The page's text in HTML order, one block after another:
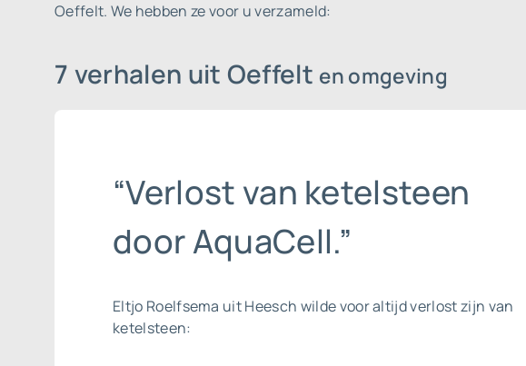
Oeffelt. We hebben ze voor u verzameld:
7 verhalen uit Oeffelt en omgeving
“Verlost van ketelsteen
door AquaCell.”
Eltjo Roelfsema uit Heesch wilde voor altijd verlost zijn van
ketelsteen: